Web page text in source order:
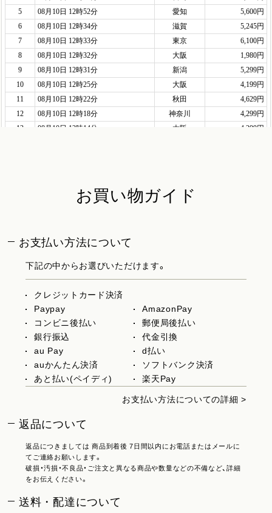
お買い物ガイド
お支払い方法について
下記の中からお選びいただけます。
クレジットカード決済
Paypay
AmazonPay
コンビニ後払い
郵便局後払い
銀行振込
代金引換
au Pay
d払い
auかんたん決済
ソフトバンク決済
あと払い(ペイディ)
楽天Pay
お支払い方法についての詳細 >
返品について
返品につきましては 商品到着後 7日間以内にお電話またはメールに
てご連絡お願いします。
破損・汚損・不良品・ご注文と異なる商品や数量などの不備など、詳細
をお伝えください。
送料・配達について